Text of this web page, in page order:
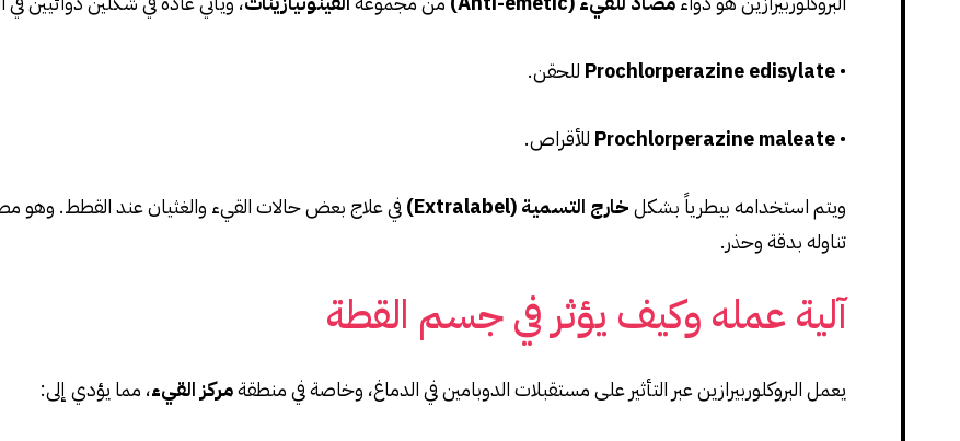
•
Prochlorperazine edisylate للحقن.
•
Prochlorperazine maleate للأقراص.
ويتم استخدامه بيطرياً بشكلخارج التسمية (Extralabel)
في علاج بعض حالات القيء والغثيان عند القطط. وهو
تناوله بدقة وحذر.
آلية عمله وكيف يؤثر في جسم القطة
يعمل البروكلوربيرازين عبر التأثير على مستقبلات الدوبامين في الدماغ، وخاصة في منطقةمركز القيء، مما يؤدي إلى: